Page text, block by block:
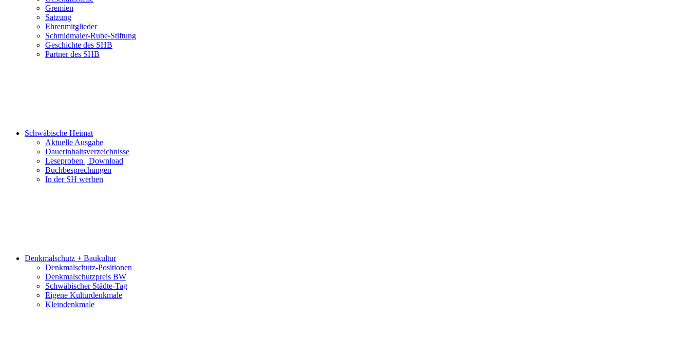
Gremien
Satzung
Ehrenmitglieder
Schmidmaier-Rube-Stiftung
Geschichte des SHB
Partner des SHB
Schwäbische Heimat
Aktuelle Ausgabe
Dauerinhaltsverzeichnisse
Leseproben | Download
Buchbesprechungen
In der SH werben
Denkmalschutz + Baukultur
Denkmalschutz-Positionen
Denkmalschutzpreis BW
Schwäbischer Städte-Tag
Eigene Kulturdenkmale
Kleindenkmale